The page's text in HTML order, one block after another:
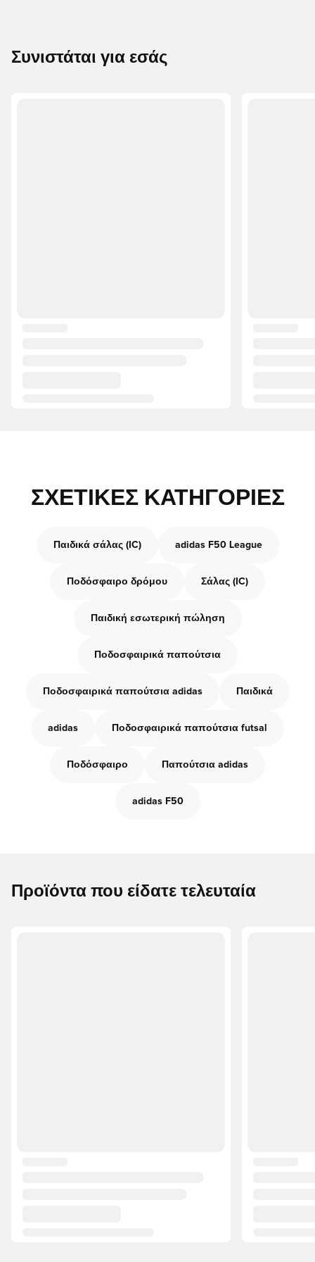
Συνιστάται για εσάς
ΣΧΕΤΙΚΈΣ ΚΑΤΗΓΟΡΊΕΣ
Παιδικά σάλας (IC) adidas F50 League
Ποδόσφαιρο δρόμου Σάλας (IC)
Παιδική εσωτερική πώληση
Ποδοσφαιρικά παπούτσια
Ποδοσφαιρικά παπούτσια adidas Παιδικά
adidas Ποδοσφαιρικά παπούτσια futsal
Ποδόσφαιρο Παπούτσια adidas
adidas F50
Προϊόντα που είδατε τελευταία